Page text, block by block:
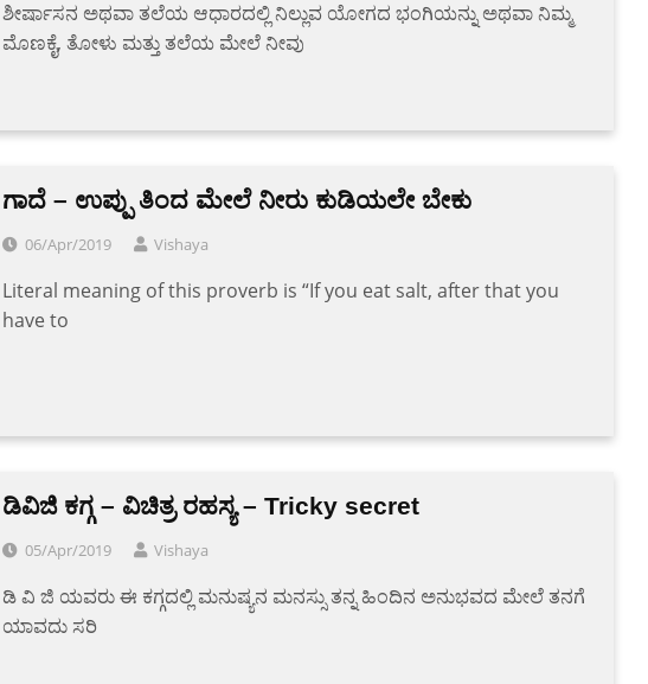
ಶೀರ್ಷಾಸನ ಅಥವಾ ತಲೆಯ ಆಧಾರದಲ್ಲಿ ನಿಲ್ಲುವ ಯೋಗದ ಭಂಗಿಯನ್ನು ಅಥವಾ ನಿಮ್ಮ
ಮೊಣಕೈ, ತೋಳು ಮತ್ತು ತಲೆಯ ಮೇಲೆ ನೀವು
ಗಾದೆ – ಉಪ್ಪು ತಿಂದ ಮೇಲೆ ನೀರು ಕುಡಿಯಲೇ ಬೇಕು
06/Apr/2019 Vishaya
Literal meaning of this proverb is “If you eat salt, after that you
have to
ಡಿವಿಜಿ ಕಗ್ಗ – ವಿಚಿತ್ರ ರಹಸ್ಯ – Tricky secret
05/Apr/2019 Vishaya
ಡಿ ವಿ ಜಿ ಯವರು ಈ ಕಗ್ಗದಲ್ಲಿ ಮನುಷ್ಯನ ಮನಸ್ಸು ತನ್ನ ಹಿಂದಿನ ಅನುಭವದ ಮೇಲೆ ತನಗೆ
ಯಾವದು ಸರಿ